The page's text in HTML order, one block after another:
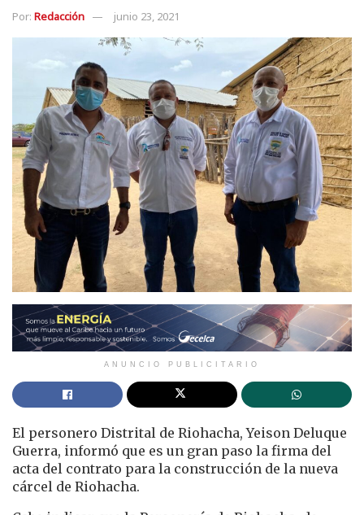
Por: Redacción junio 23, 2021
ANUNCIO PUBLICITARIO
El personero Distrital de Riohacha, Yeison Deluque
Guerra, informó que es un gran paso la firma del
acta del contrato para la construcción de la nueva
cárcel de Riohacha.